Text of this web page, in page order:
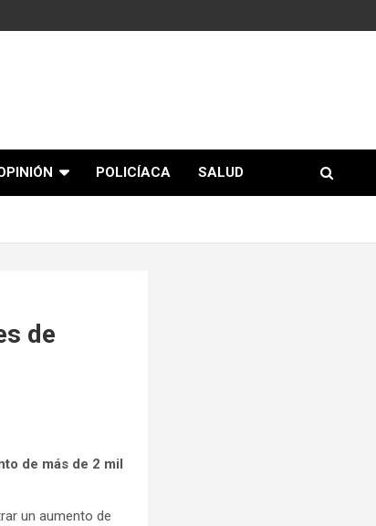
POLICÍACA SALUD
de
de más de 2 mil
un aumento de